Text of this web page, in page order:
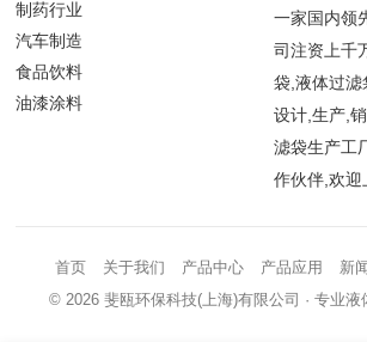
制药行业
汽车制造
食品饮料
油漆涂料
一家国内领
司注资上千
袋,液体过滤
设计,生产,
滤袋生产工
作伙伴,欢迎
首页 关于我们 产品中心 产品应用 新
© 2026斐瓯环保科技(上海)有限公司 · 专业